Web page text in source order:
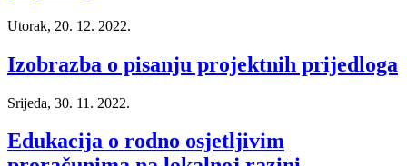
Utorak, 20. 12. 2022.
Izobrazba o pisanju projektnih prijedloga
Srijeda, 30. 11. 2022.
Edukacija o rodno osjetljivim